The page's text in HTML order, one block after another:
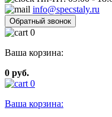
info@specstaly.ru
Обратный звонок
0
Ваша корзина:
0 руб.
0
Ваша корзина: